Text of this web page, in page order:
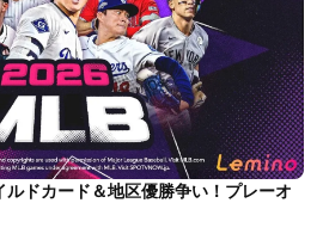
ルドカード＆地区優勝争い！プレーオ